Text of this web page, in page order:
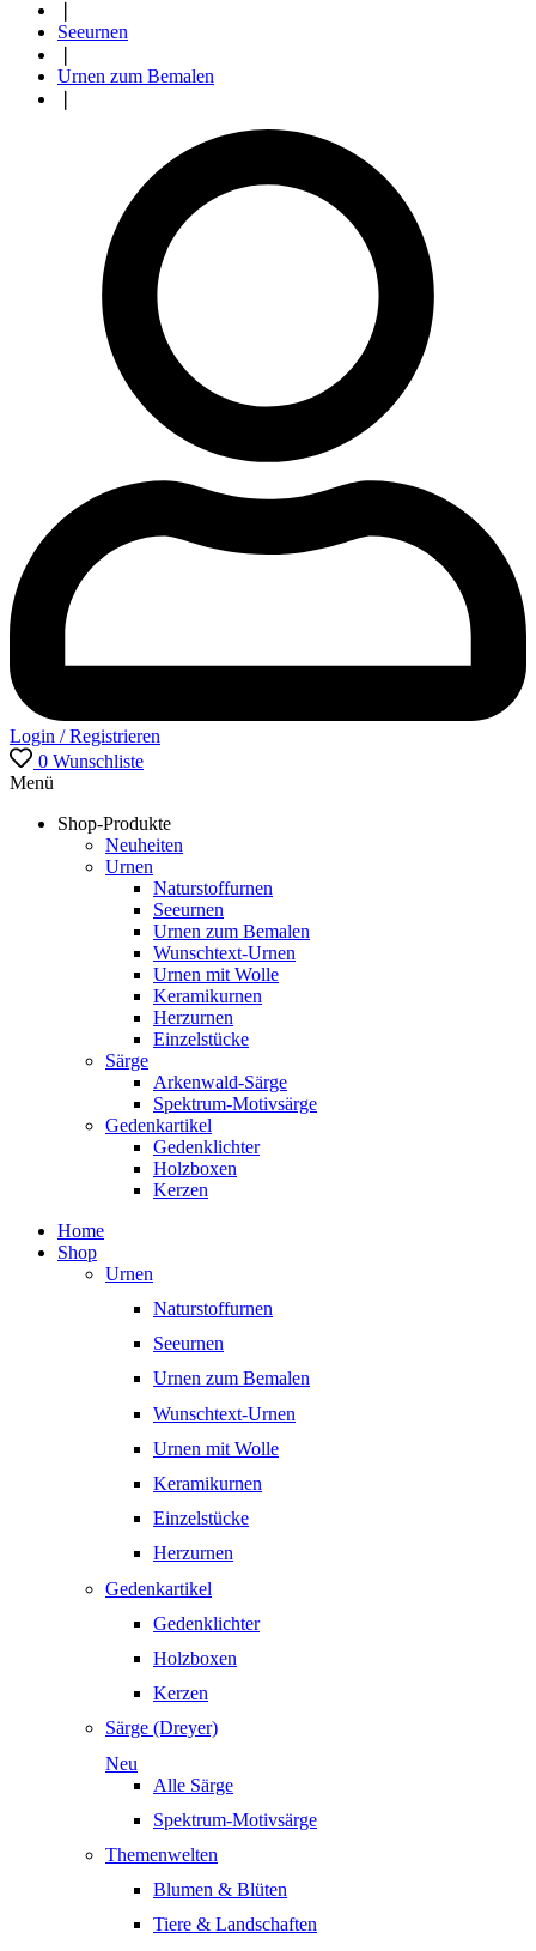
Seeurnen
Urnen zum Bemalen
Login / Registrieren
0 Wunschliste
Menü
Shop-Produkte
Neuheiten
Urnen
Naturstoffurnen
Seeurnen
Urnen zum Bemalen
Wunschtext-Urnen
Urnen mit Wolle
Keramikurnen
Herzurnen
Einzelstücke
Särge
Arkenwald-Särge
Spektrum-Motivsärge
Gedenkartikel
Gedenklichter
Holzboxen
Kerzen
Home
Shop
Urnen
Naturstoffurnen
Seeurnen
Urnen zum Bemalen
Wunschtext-Urnen
Urnen mit Wolle
Keramikurnen
Einzelstücke
Herzurnen
Gedenkartikel
Gedenklichter
Holzboxen
Kerzen
Särge (Dreyer)
Neu
Alle Särge
Spektrum-Motivsärge
Themenwelten
Blumen & Blüten
Tiere & Landschaften